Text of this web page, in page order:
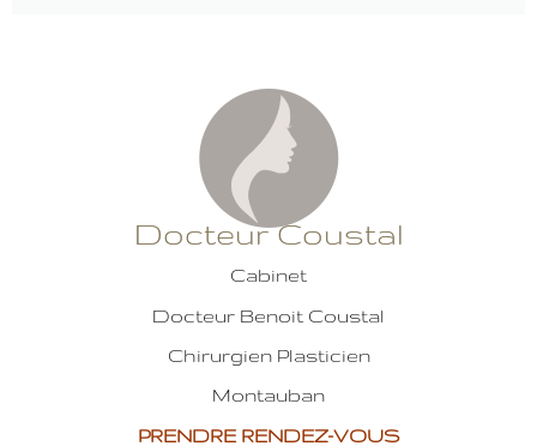
Docteur Coustal
Cabinet
Docteur Benoit Coustal
Chirurgien Plasticien
Montauban
PRENDRE RENDEZ-VOUS